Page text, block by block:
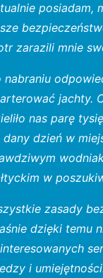
posiadam,
zarazili mnie
nabraniu
jachty.
nas parę
dany dzień w
w
zasady
dzięki temu
i